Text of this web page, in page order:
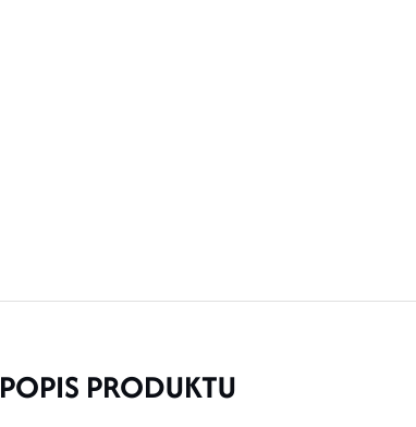
POPIS PRODUKTU